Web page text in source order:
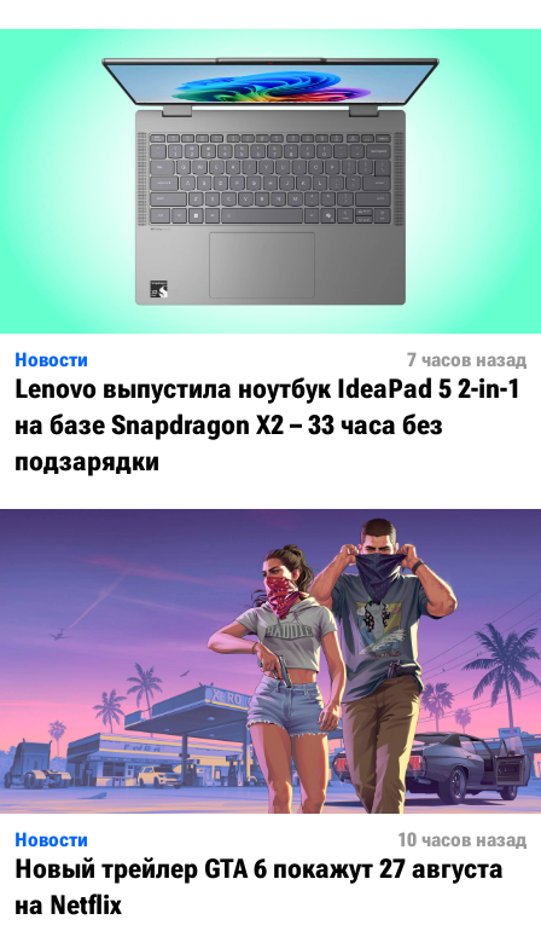
Новости 7 часов назад
Lenovo выпустила ноутбук IdeaPad 5 2-in-1
на базе Snapdragon X2 – 33 часа без
подзарядки
Новости 10 часов назад
Новый трейлер GTA 6 покажут 27 августа
на Netflix